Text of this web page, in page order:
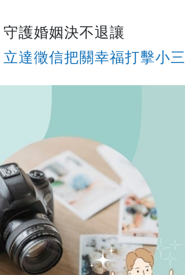
守護婚姻決不退讓
立達徵信把關幸福打擊小三